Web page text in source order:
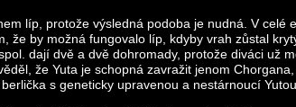
líp, protože výsledná podoba je nudná. V celé
že by možná fungovalo líp, kdyby vrah zůstal
dají dvě a dvě dohromady, protože diváci už
že Yuta je schopná zavražit jenom
s geneticky upravenou a nestárnoucí